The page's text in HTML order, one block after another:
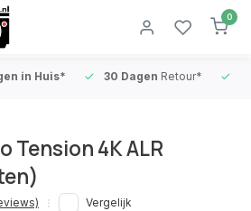
0
in Huis* 30 Dagen Retour*
Tension 4K ALR
Vergelijk